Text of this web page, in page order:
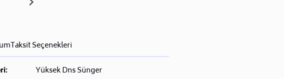
Taksit Seçenekleri
Yüksek Dns Sünger